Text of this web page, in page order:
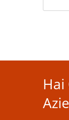
Hai